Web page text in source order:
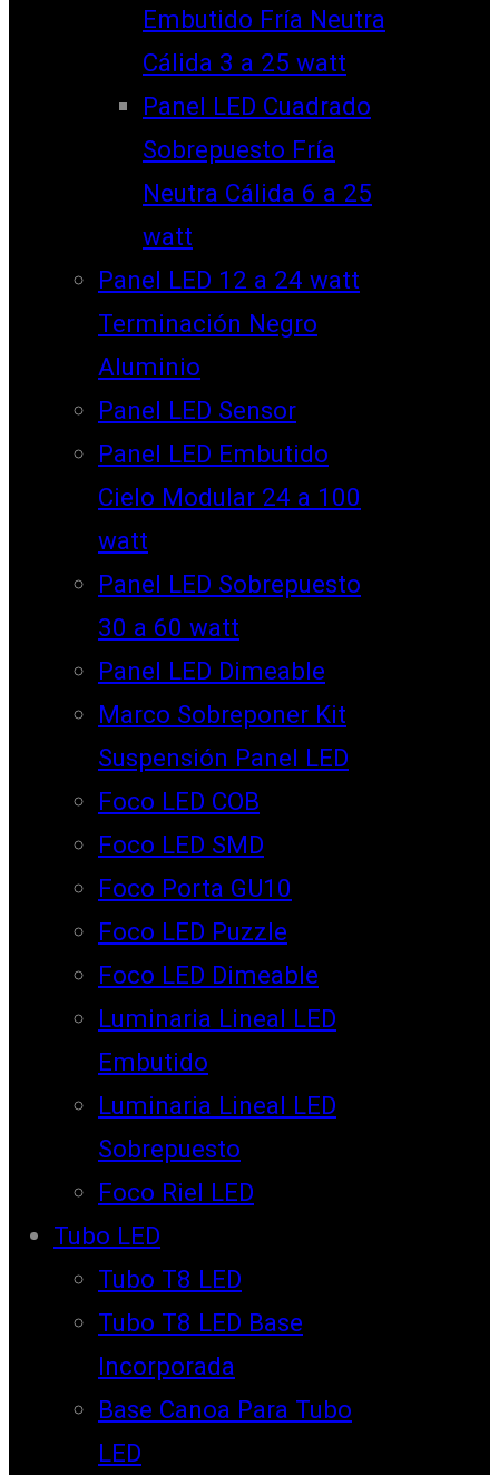
Embutido Fría Neutra
Cálida 3 a 25 watt
Panel LED Cuadrado
Sobrepuesto Fría
Neutra Cálida 6 a 25
watt
Panel LED 12 a 24 watt
Terminación Negro
Aluminio
Panel LED Sensor
Panel LED Embutido
Cielo Modular 24 a 100
watt
Panel LED Sobrepuesto
30 a 60 watt
Panel LED Dimeable
Marco Sobreponer Kit
Suspensión Panel LED
Foco LED COB
Foco LED SMD
Foco Porta GU10
Foco LED Puzzle
Foco LED Dimeable
Luminaria Lineal LED
Embutido
Luminaria Lineal LED
Sobrepuesto
Foco Riel LED
Tubo LED
Tubo T8 LED
Tubo T8 LED Base
Incorporada
Base Canoa Para Tubo
LED